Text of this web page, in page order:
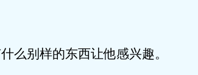
么别样的东西让他感兴趣。